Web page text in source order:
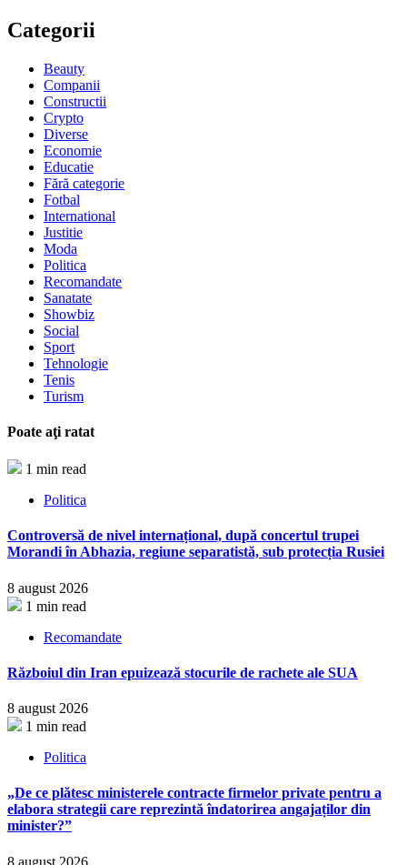
Categorii
Beauty
Companii
Constructii
Crypto
Diverse
Economie
Educatie
Fără categorie
Fotbal
International
Justitie
Moda
Politica
Recomandate
Sanatate
Showbiz
Social
Sport
Tehnologie
Tenis
Turism
Poate aţi ratat
1 min read
Politica
Controversă de nivel internațional, după concertul trupei
Morandi în Abhazia, regiune separatistă, sub protecția Rusiei
8 august 2026
1 min read
Recomandate
Războiul din Iran epuizează stocurile de rachete ale SUA
8 august 2026
1 min read
Politica
„De ce plătesc ministerele contracte firmelor private pentru a
elabora strategii care reprezintă îndatorirea angajaților din
minister?”
8 august 2026